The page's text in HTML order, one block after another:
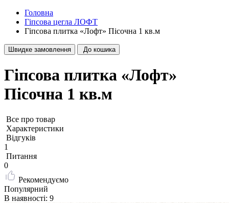
Головна
Гіпсова цегла ЛОФТ
Гіпсова плитка «Лофт» Пісочна 1 кв.м
Швидке замовлення До кошика
Гіпсова плитка «Лофт»
Пісочна 1 кв.м
Все про товар
Характеристики
Відгуків
1
Питання
0
Рекомендуємо
Популярний
В наявності: 9